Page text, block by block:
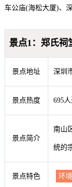
充电站
销量榜
经销商
车公庙(海松大厦)、
景点1：郑氏祠
景点地址 深圳
景点热度 695
景点简介
南山
统的
景点特色 环